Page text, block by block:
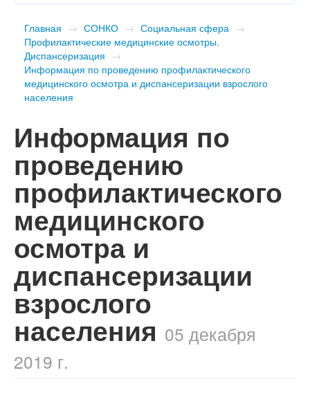
Главная → СОНКО → Социальная сфера →
Профилактические медицинские осмотры.
Диспансеризация →
Информация по проведению профилактического
медицинского осмотра и диспансеризации взрослого
населения
Информация по
проведению
профилактического
медицинского
осмотра и
диспансеризации
взрослого
населения 05 декабря
2019 г.